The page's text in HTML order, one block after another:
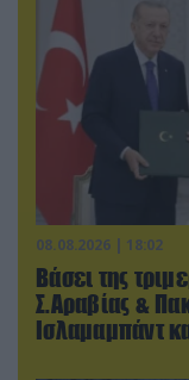
08.08.2026 | 18:02
Βάσει της
Σ.Αραβίας &
Ισλαμαμπάντ